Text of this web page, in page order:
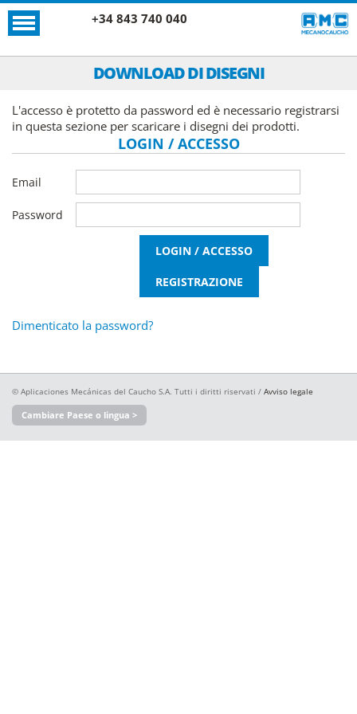
+34 843 740 040
DOWNLOAD DI DISEGNI
L'accesso è protetto da password ed è necessario registrarsi
in questa sezione per scaricare i disegni dei prodotti.
LOGIN / ACCESSO
Email
Password
Dimenticato la password?
© Aplicaciones Mecánicas del Caucho S.A. Tutti i diritti riservati / Avviso legale
Cambiare Paese o lingua >